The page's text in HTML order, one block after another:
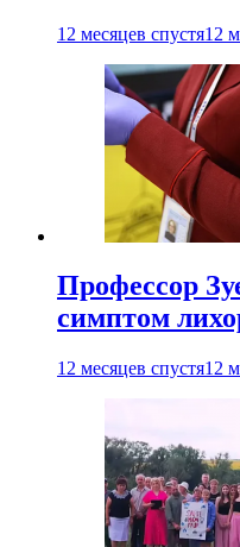
12 месяцев спустя12
Профессор
симптом
12 месяцев спустя12